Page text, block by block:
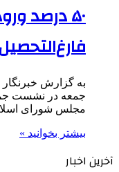
۵۰ درصد
به گزارش
جمعه در نشست
مجلس شورای
بیشتر بخوانید »
آخرین اخبار